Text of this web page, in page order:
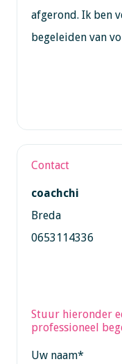
afgerond. Ik ben
begeleiden van
Contact
coachchi
Breda
0653114336
Stuur hieronder
professioneel
Uw naam*